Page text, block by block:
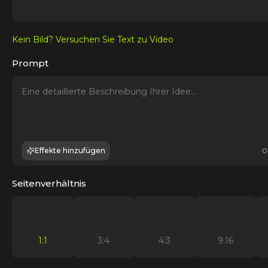
Kein Bild? Versuchen Sie Text zu Video
Prompt
Effekte hinzufügen
Seitenverhältnis
1:1 3:4 4:3 9:16